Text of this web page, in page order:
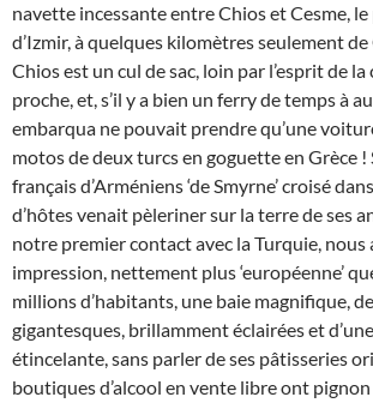
navette incessante entre Chios et Cesme,
d’Izmir, à quelques kilomètres seulement
Chios est un cul de sac, loin par l’esprit de
proche, et, s’il y a bien un ferry de temps à
embarqua ne pouvait prendre qu’une
motos de deux turcs en goguette en Grèce !
français d’Arméniens ‘de Smyrne’ croisé
d’hôtes venait pèleriner sur la terre de ses
notre premier contact avec la Turquie, nous
impression, nettement plus ‘européenne’
millions d’habitants, une baie magnifique,
gigantesques, brillamment éclairées et
étincelante, sans parler de ses pâtisseries
boutiques d’alcool en vente libre ont pignon